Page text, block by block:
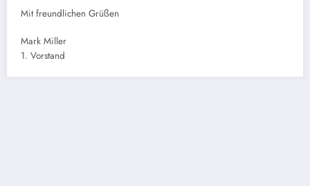
Mit freundlichen Grüßen
Mark Miller
1. Vorstand